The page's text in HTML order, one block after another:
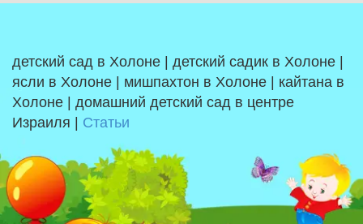
детский сад в Холоне | детский садик в Холоне |
ясли в Холоне | мишпахтон в Холоне | кайтана в
Холоне | домашний детский сад в центре
Израиля | Статьи